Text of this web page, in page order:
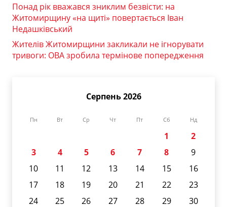
Понад рік вважався зниклим безвісти: на
Житомирщину «на щиті» повертається Іван
Недашківський
Жителів Житомирщини закликали не ігнорувати
тривоги: ОВА зробила термінове попередження
Серпень 2026
Пн Вт Ср Чт Пт Сб Нд
1
2
3
4 5 6 7 8
9
10
11 12 13 14 15
16
17
18 19 20 21 22
23
24
25 26 27 28 29
30